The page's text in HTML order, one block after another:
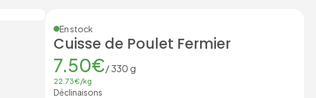
En stock
Cuisse de Poulet Fermier
7.50€/330g
22.73€/kg
Déclinaisons